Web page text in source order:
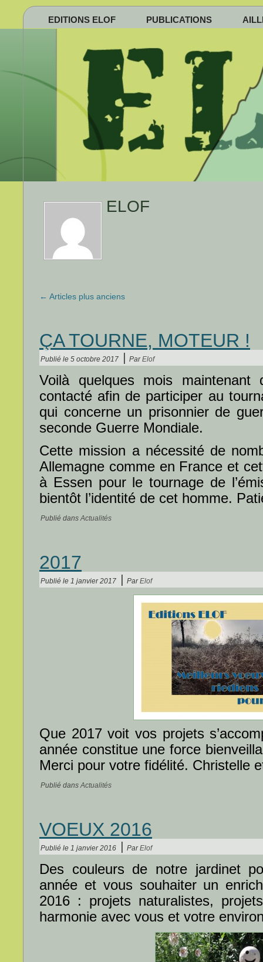
EDITIONS ELOF PUBLICATIONS
ELOF
← Articles plus anciens
ÇA TOURNE, MOTEUR !
Publié le 5 octobre 2017 Par Elof
Voilà quelques mois
contacté afin de participer au
qui concerne un prisonnier de
seconde Guerre Mondiale.
Cette mission a nécessité de
Allemagne comme en France et
à Essen pour le tournage de
bientôt l’identité de cet homme.
Publié dans Actualités
2017
Publié le 1 janvier 2017 Par Elof
Que 2017 voit vos projets
année constitue une force
Merci pour votre fidélité. Christelle
Publié dans Actualités
VOEUX 2016
Publié le 1 janvier 2016 Par Elof
Des couleurs de notre jardinet
année et vous souhaiter un
2016 : projets naturalistes,
harmonie avec vous et votre